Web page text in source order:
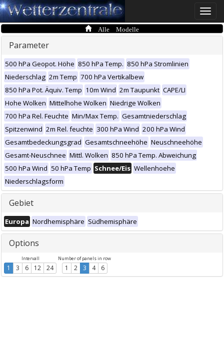
Toggle
Alle Modelle
Parameter
500 hPa Geopot. Höhe 850 hPa Temp. 850 hPa Stromlinien
Niederschlag 2m Temp 700 hPa Vertikalbew
850 hPa Pot. Äquiv. Temp 10m Wind 2m Taupunkt CAPE/LI
Hohe Wolken Mittelhohe Wolken Niedrige Wolken
700 hPa Rel. Feuchte Min/Max Temp. Gesamtniederschlag
Spitzenwind 2m Rel. feuchte 300 hPa Wind 200 hPa Wind
Gesamtbedeckungsgrad Gesamtschneehöhe Neuschneehöhe
Gesamt-Neuschnee Mittl. Wolken 850 hPa Temp. Abweichung
500 hPa Wind 50 hPa Temp Schnee/Eis Wellenhoehe
Niederschlagsform
Gebiet
Europa Nordhemisphäre Südhemisphäre
Options
Intervall
1 3 6 12 24
Number of panels in row
1 2 3 4 6